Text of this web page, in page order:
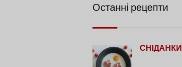
Останні рецепти
СНІДАНКИ